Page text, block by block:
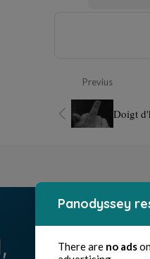
Previus
Doigt
Panodyssey
There are no ads